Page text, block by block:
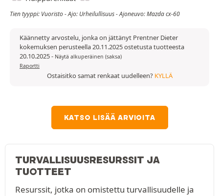
Tien tyyppi: Vuoristo - Ajo: Urheilullisuus - Ajoneuvo: Mazda cx-60
Käännetty arvostelu, jonka on jättänyt Prentner Dieter
kokemuksen perusteella 20.11.2025 ostetusta tuotteesta
20.10.2025- Näytä alkuperäinen (saksa)
Raportti
Ostaisitko samat renkaat uudelleen? KYLLÄ
KATSO LISÄÄ ARVIOITA
TURVALLISUUSRESURSSIT JA
TUOTTEET
Resurssit, jotka on omistettu turvallisuudelle ja